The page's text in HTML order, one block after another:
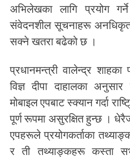
अभिलेखका लागि प्रयोग
संवेदनशील सूचनाहरू अनधिकृत
सक्ने खतरा बढेको छ ।
प्रधानमन्त्री वालेन्द्र
विज्ञ दीपा दाहालका
मोबाइल एपबाट स्क्यान गर्दा
पूर्ण रूपमा असुरक्षित हुन्छ ।
एपहरूले प्रयोगकर्ताका
र ती तथ्याङ्कहरू कस्ता